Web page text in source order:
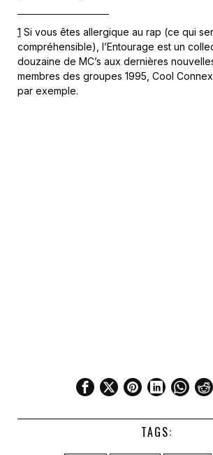
1 Si vous êtes allergique au rap (ce qui
compréhensible), l’Entourage est un
douzaine de MC’s aux dernières
membres des groupes 1995, Cool
par exemple.
TAGS: